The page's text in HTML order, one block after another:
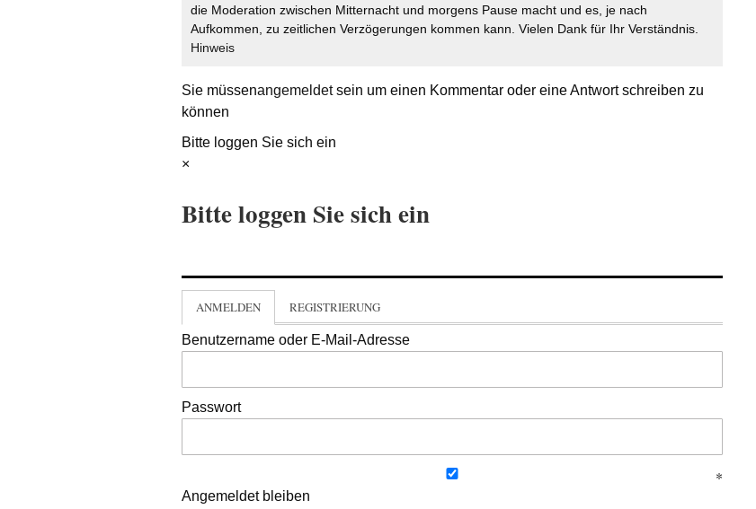
die Moderation zwischen Mitternacht und morgens Pause macht und es, je nach
Aufkommen, zu zeitlichen Verzögerungen kommen kann. Vielen Dank für Ihr Verständnis.
Hinweis
Sie müssenangemeldetsein um einen Kommentar oder eine Antwort schreiben zu
können
Bitte loggen Sie sich ein
×
Bitte loggen Sie sich ein
ANMELDEN REGISTRIERUNG
Benutzername oder E-Mail-Adresse
Passwort
Angemeldet bleiben